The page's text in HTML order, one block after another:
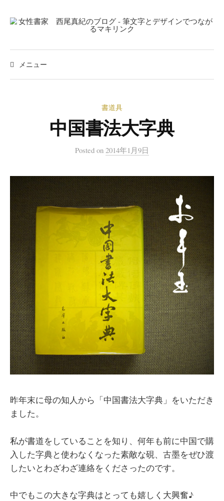
ン
ン
ツ
メニュー
検
書道具
中国書法大字典
Posted on 2014年1月9日
昨年末に母の知人から「中国書法大字典」をいただき
ました。
私が書道をしていることを知り、何年も前に中国で購
入した字典と使わなくなった素敵な硯、古墨をぜひ渡
したいとわざわざ連絡をくださったのです。
中でもこの大きな字典はとっても嬉しく大興奮♪